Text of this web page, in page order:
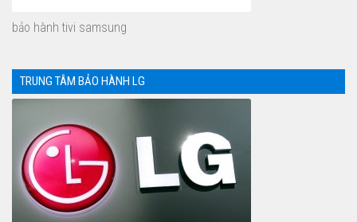
bảo hành tivi samsung
TRUNG TÂM BẢO HÀNH LG